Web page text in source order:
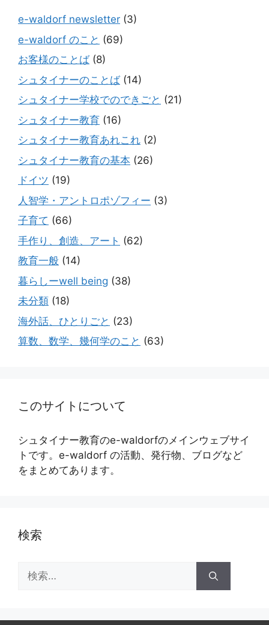
e-waldorf newsletter (3)
e-waldorf のこと (69)
お客様のことば(8)
シュタイナーのことば(14)
シュタイナー学校でのできごと (21)
シュタイナー教育 (16)
シュタイナー教育あれこれ (2)
シュタイナー教育の基本 (26)
ドイツ (19)
人智学・アントロポゾフィー (3)
子育て (66)
手作り、創造、アート (62)
教育一般 (14)
暮らしーwell being (38)
未分類 (18)
海外話、ひとりごと (23)
算数、数学、幾何学のこと (63)
このサイトについて
シュタイナー教育のe-waldorfのメインウェブサイ
トです。e-waldorf の活動、発行物、ブログなど
をまとめてあります。
検索
索: